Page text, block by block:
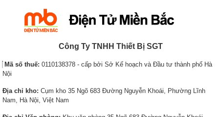
Công Ty TNHH Thiết Bị SGT
Mã số thuế: 0110138378 - cấp bởi Sở Kế hoạch và Đầu tư thành phố Hà
Nội
Địa chỉ kho: Cụm kho 35 Ngõ 683 Đường Nguyễn Khoái, Phường Lĩnh
Nam, Hà Nội, Việt Nam